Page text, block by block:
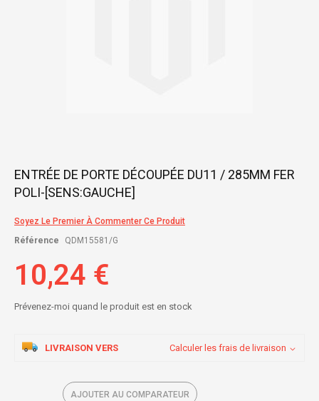
Skip
the
of
images
ENTRÉE DE PORTE DÉCOUPÉE DU11 / 285MM FER
POLI-[SENS:GAUCHE]
Soyez Le Premier À Commenter Ce Produit
Référence
QDM15581/G
10,24 €
Prévenez-moi quand le produit est en stock
LIVRAISON VERS Calculer les frais de livraison
AJOUTER AU COMPARATEUR